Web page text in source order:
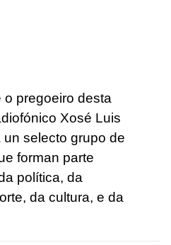
o pregoeiro desta
Xosé Luis
selecto grupo de
forman parte
política, da
da cultura, e da